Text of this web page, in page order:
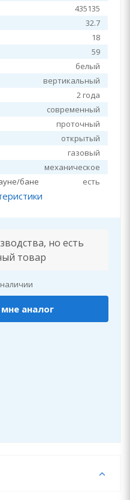
435135
32.7
18
59
белый
вертикальный
2 года
современный
проточный
открытый
газовый
механическое
бане
есть
но есть
товар
аналог